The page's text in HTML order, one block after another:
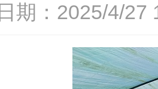
日期：2025/4/